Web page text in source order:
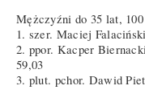
Mężczyźni do 35 lat,
1. szer. Maciej
2. ppor. Kacper
59,03
3. plut. pchor. Dawid